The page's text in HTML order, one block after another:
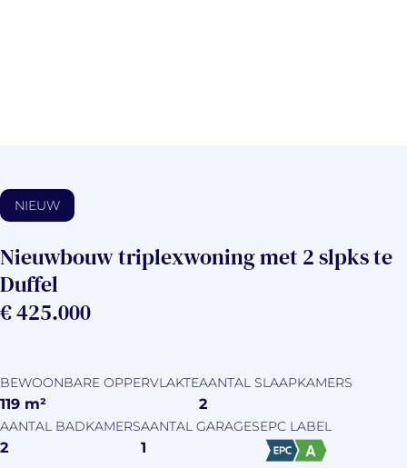
NIEUW
Nieuwbouw triplexwoning met 2 slpks te
Duffel
€ 425.000
BEWOONBARE OPPERVLAKTE
119 m²
AANTAL SLAAPKAMERS
2
AANTAL BADKAMERS
2
AANTAL GARAGES
1
EPC LABEL